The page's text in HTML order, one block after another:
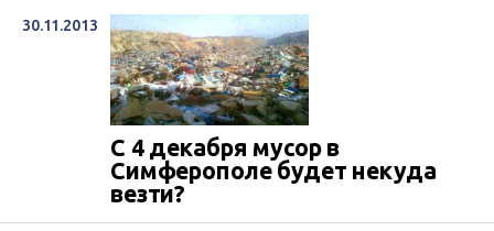
социальной сферы Симферополя к работе
в осенне – зимний период. Об
этом сообщил начальник управления
жилищно-коммунального хозяйства
Симферопольского городского совета
Анатолий Рогов, передает пресс-служба
горсовета. «Все организационно-
технические вопросы были выполнены к
началу отопительного сезона. Это
позволило подать тепло в дома
симферопольцев и...
30.11.2013
С 4 декабря мусор в
Симферополе будет некуда
везти?